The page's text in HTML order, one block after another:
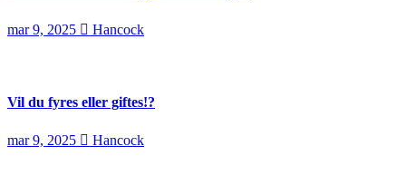
mar 9, 2025 Hancock
Vil du fyres eller giftes!?
mar 9, 2025 Hancock